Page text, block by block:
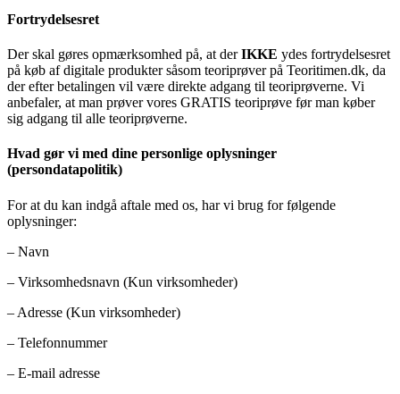
Fortrydelsesret
Der skal gøres opmærksomhed på, at derIKKE ydes fortrydelsesret
på køb af digitale produkter såsom teoriprøver på Teoritimen.dk, da
der efter betalingen vil være direkte adgang til teoriprøverne. Vi
anbefaler, at man prøver vores GRATIS teoriprøve før man køber
sig adgang til alle teoriprøverne.
Hvad gør vi med dine personlige oplysninger
(persondatapolitik)
For at du kan indgå aftale med os, har vi brug for følgende
oplysninger:
– Navn
– Virksomhedsnavn (Kun virksomheder)
– Adresse (Kun virksomheder)
– Telefonnummer
– E-mail adresse